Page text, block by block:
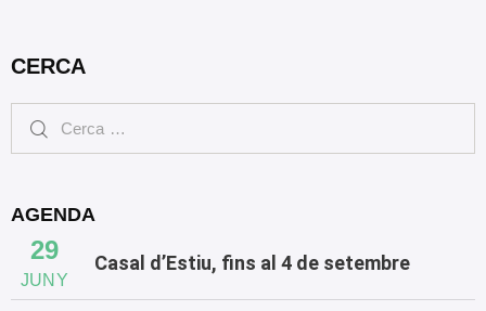
CERCA
AGENDA
29
JUNY
Casal d’Estiu, fins al 4 de setembre